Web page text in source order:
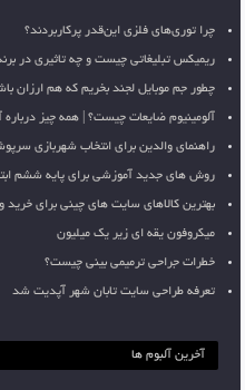
چرا توری‌های فلزی این‌قدر پرکاربردند؟
ریمیکس تبلیغاتی چیست و چه تاثیری در
چطور جم موبایل لجند بخریم که هم ارزان
آلومینیوم ضایعات چیست؟ | همه چیز
راهنمای والدین برای انتخاب شهربازی
روش های جدید آموزشی برای پایه ششم
بهترین کالاهای سایت های چینی برای خرید
میکروفون یقه ای زیر یک میلیون
خطرات جراحی ترمیمی بینی چیست؟
تعرفه طراحی سایت تابان شهر آپدیت شد
آخرین آلبوم ها